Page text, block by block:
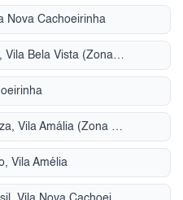
Nova Cachoeirinha
Rua Vinte E Dois De Agosto, Vila Bela Vista (Zona Norte)
Rua Domingos Jose Sapienza, Vila Amália (Zona Norte)
Vila Amélia